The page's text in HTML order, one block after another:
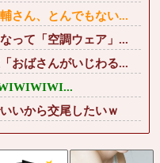
さん、とんでもない...
って「空調ウェア」...
おばさんがいじわる...
いから交尾したいｗ